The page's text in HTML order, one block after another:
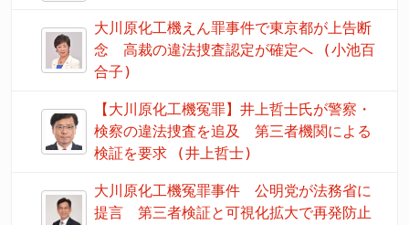
大川原化工機えん罪事件で東京都が上告断
念 高裁の違法捜査認定が確定へ (小池百
合子)
【大川原化工機冤罪】井上哲士氏が警察・
検察の違法捜査を追及 第三者機関による
検証を要求 (井上哲士)
大川原化工機冤罪事件 公明党が法務省に
提言 第三者検証と可視化拡大で再発防止